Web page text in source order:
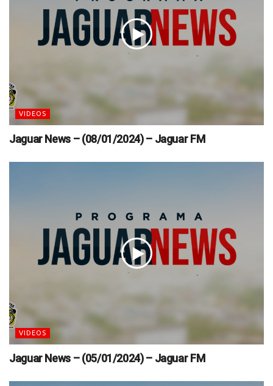
VIDEOS
Jaguar News – (08/01/2024) – Jaguar FM
VIDEOS
Jaguar News – (05/01/2024) – Jaguar FM